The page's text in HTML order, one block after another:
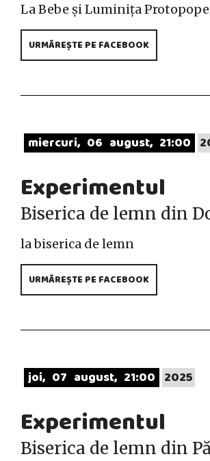
La Bebe și Luminița
URMĂREȘTE PE FACEBOOK
miercuri 06 august 21:00
Experimentul
Biserica de lemn din
la biserica de lemn
URMĂREȘTE PE FACEBOOK
joi 07 august 21:00 2025
Experimentul
Biserica de lemn din